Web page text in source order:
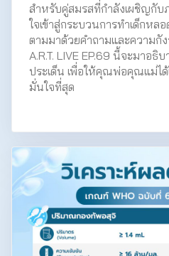
สำหรับคู่สมรสที่กำลังเผชิญกับ
ใจเข้าสู่กระบวนการทำเด็กหล
ตามมาด้วยคำถามและความกั
A.R.T. LIVE EP.69 นี้จะมาอธิ
ประเด็น เพื่อให้คุณพ่อคุณแม่ไ
มั่นใจที่สุด